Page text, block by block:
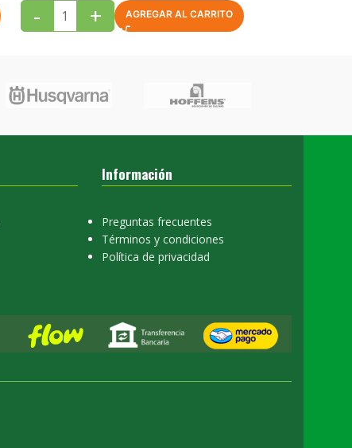
- + AGREGAR AL CARRITO
Información
Preguntas frecuentes
Términos y condiciones
Política de privacidad